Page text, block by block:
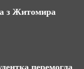
з Житомира